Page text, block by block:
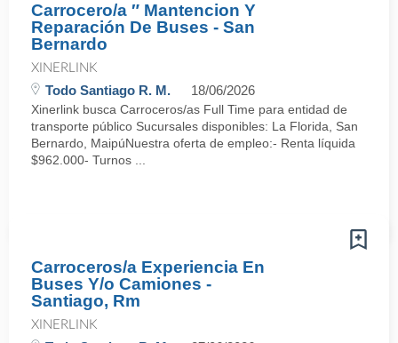
Carrocero/a ″ Mantencion Y
Reparación De Buses - San
Bernardo
XINERLINK
Todo Santiago R. M. 18/06/2026
Xinerlink busca Carroceros/as Full Time para entidad de
transporte público Sucursales disponibles: La Florida, San
Bernardo, MaipúNuestra oferta de empleo:- Renta líquida
$962.000- Turnos ...
Carroceros/a Experiencia En
Buses Y/o Camiones -
Santiago, Rm
XINERLINK